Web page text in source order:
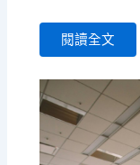
閱讀全文